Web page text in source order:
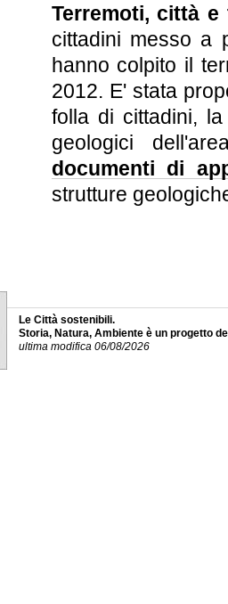
Terremoti, città
cittadini messo a
hanno colpito il
2012. E' stata
folla di cittadini,
geologici
documenti di
strutture
Le Città sostenibili.
Storia, Natura, Ambiente è un progetto
ultima modifica 06/08/2026